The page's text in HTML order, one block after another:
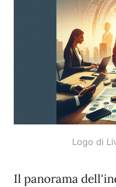
Logo di
Il panorama